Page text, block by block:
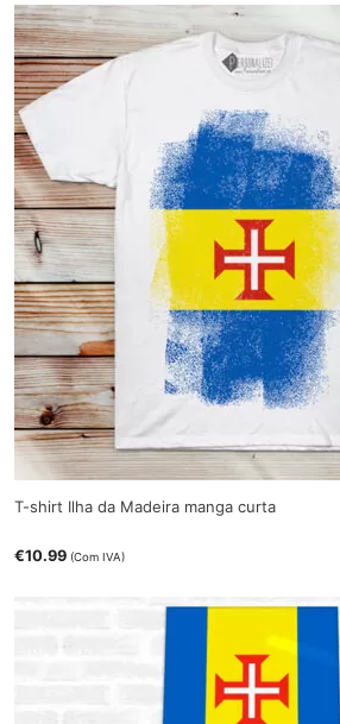
T-shirt Ilha da Madeira manga curta
€10.99 (Com IVA)